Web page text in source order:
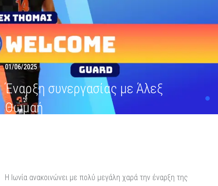
01/06/2025
Έναρξη συνεργασίας με Άλεξ
Θωμαή
Η Ιωνία ανακοινώνει με πολύ μεγάλη χαρά την έναρξη της